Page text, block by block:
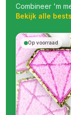
Combineer 'm
Bekijk alle
Op voorraad